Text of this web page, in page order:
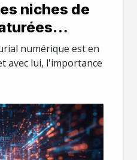
niches de
pour
digitaux
numérique est en
avec lui, l'importance